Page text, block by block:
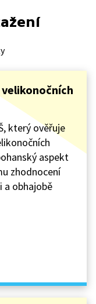
velikonočních
který ověřuje
aspekt
zhodnocení
a obhajobě